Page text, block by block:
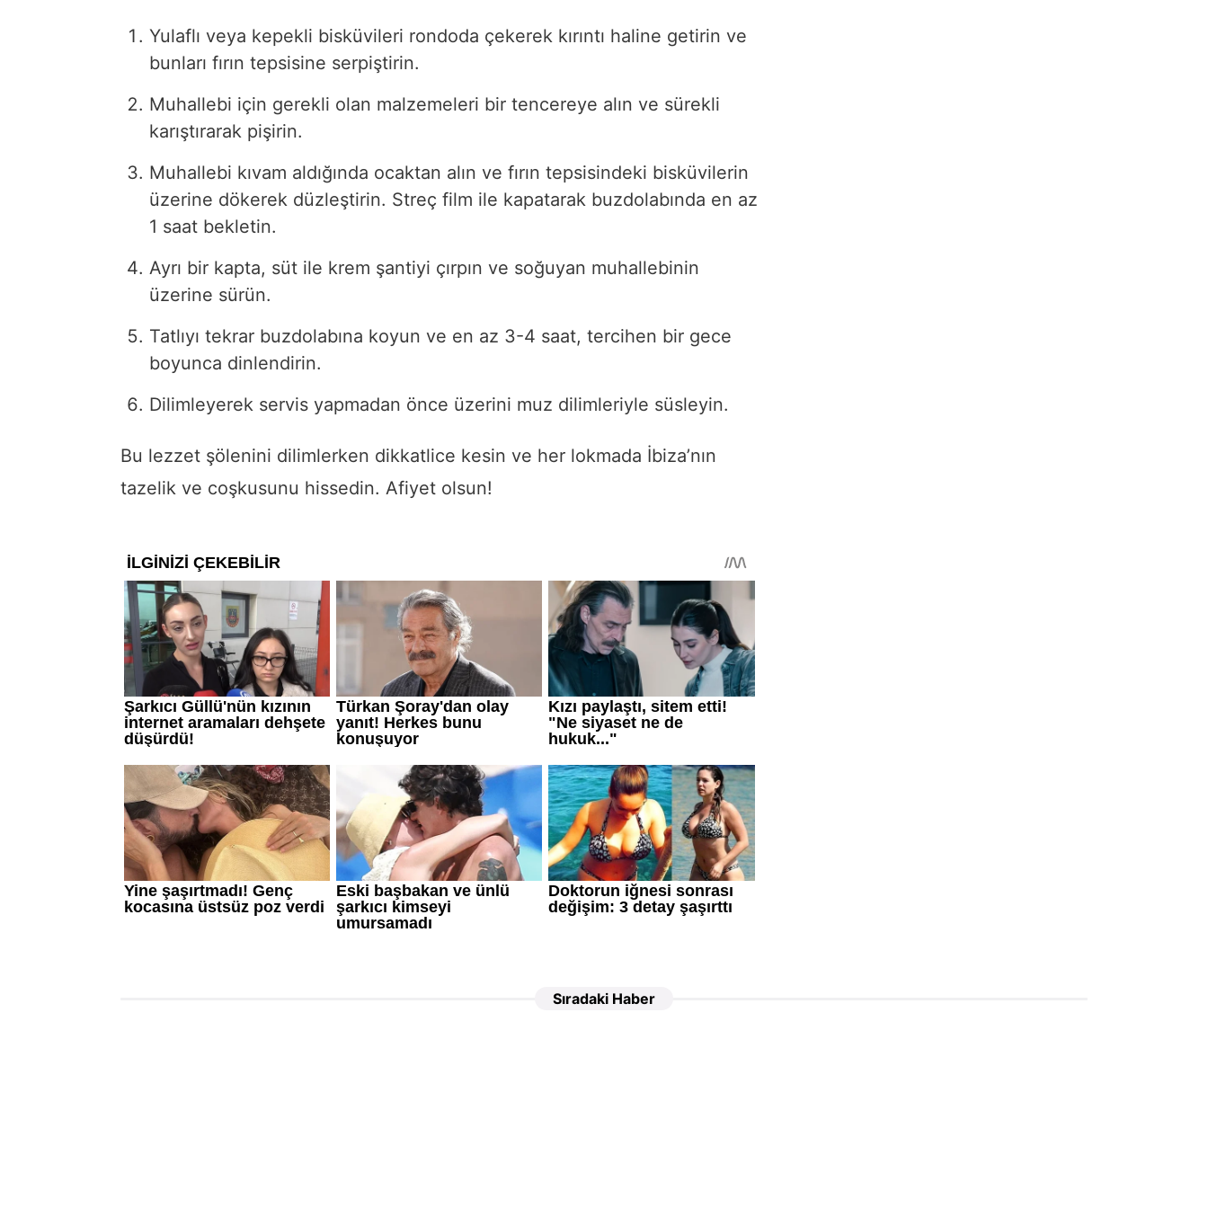
Yulaflı veya kepekli bisküvileri rondoda çekerek kırıntı haline getirin ve
bunları fırın tepsisine serpiştirin.
Muhallebi için gerekli olan malzemeleri bir tencereye alın ve sürekli
karıştırarak pişirin.
Muhallebi kıvam aldığında ocaktan alın ve fırın tepsisindeki bisküvilerin
üzerine dökerek düzleştirin. Streç film ile kapatarak buzdolabında en az
1 saat bekletin.
Ayrı bir kapta, süt ile krem şantiyi çırpın ve soğuyan muhallebinin
üzerine sürün.
Tatlıyı tekrar buzdolabına koyun ve en az 3-4 saat, tercihen bir gece
boyunca dinlendirin.
Dilimleyerek servis yapmadan önce üzerini muz dilimleriyle süsleyin.
Bu lezzet şölenini dilimlerken dikkatlice kesin ve her lokmada İbiza’nın
tazelik ve coşkusunu hissedin. Afiyet olsun!
Sıradaki Haber